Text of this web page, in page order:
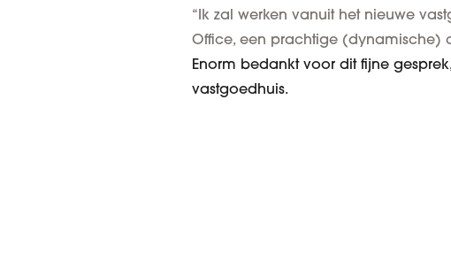
“Ik zal werken vanuit het nieuwe
Office, een prachtige (dynamische)
Enorm bedankt voor dit fijne
vastgoedhuis.